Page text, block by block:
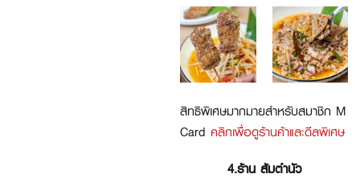
สิทธิพิเศษมากมายสำหรับสมาชิก M
Card คลิกเพื่อดูร้านค้าและดีลพิเศษ
4.ร้าน ส้มตำนัว